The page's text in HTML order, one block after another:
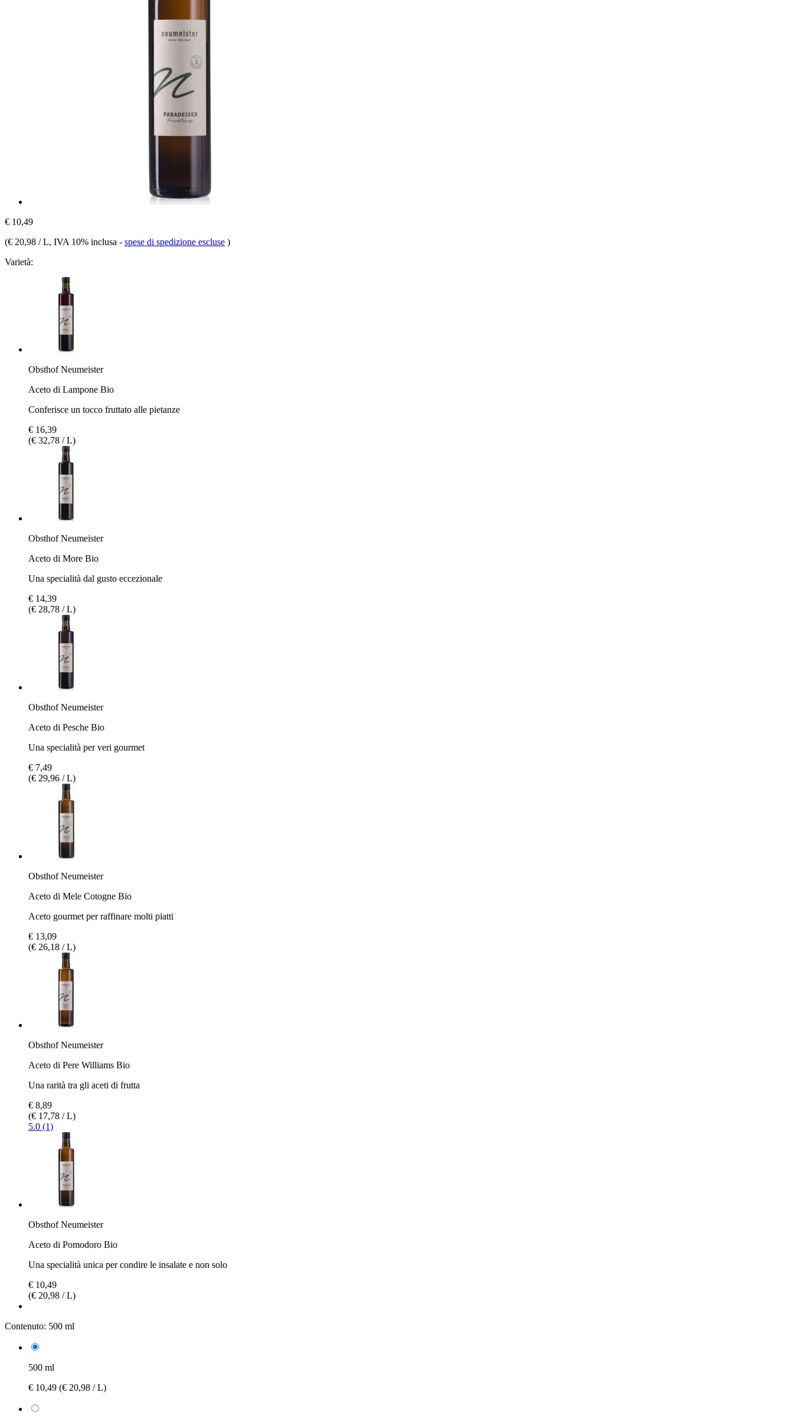
€ 10,49
(€ 20,98 / L, IVA 10% inclusa - spese di spedizione escluse )
Varietà:
Obsthof Neumeister
Aceto di Lampone Bio
Conferisce un tocco fruttato alle pietanze
€ 16,39
(€ 32,78 / L)
Obsthof Neumeister
Aceto di More Bio
Una specialità dal gusto eccezionale
€ 14,39
(€ 28,78 / L)
Obsthof Neumeister
Aceto di Pesche Bio
Una specialità per veri gourmet
€ 7,49
(€ 29,96 / L)
Obsthof Neumeister
Aceto di Mele Cotogne Bio
Aceto gourmet per raffinare molti piatti
€ 13,09
(€ 26,18 / L)
Obsthof Neumeister
Aceto di Pere Williams Bio
Una rarità tra gli aceti di frutta
€ 8,89
(€ 17,78 / L)
5.0 (1)
Obsthof Neumeister
Aceto di Pomodoro Bio
Una specialità unica per condire le insalate e non solo
€ 10,49
(€ 20,98 / L)
Contenuto: 500 ml
500 ml
€ 10,49 (€ 20,98 / L)